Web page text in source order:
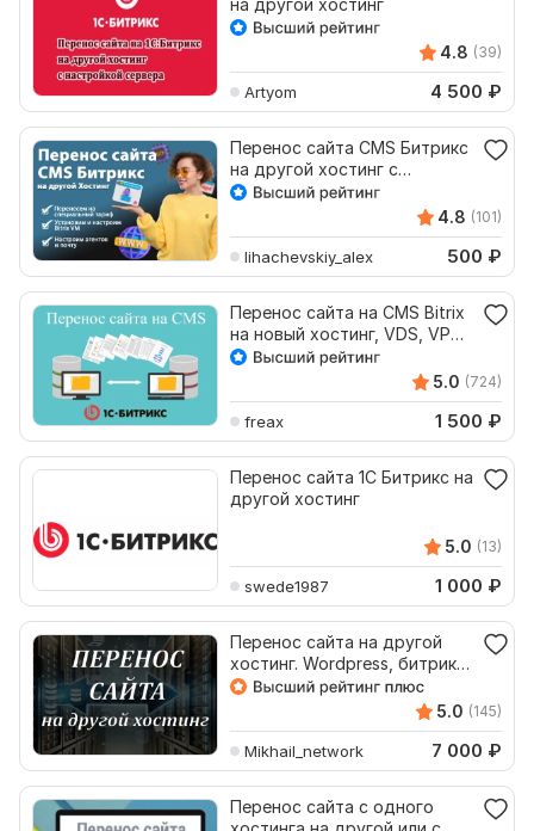
на другой хостинг
4.8 (39)
Artyom 4 500 ₽
Перенос сайта CMS Битрикс
на другой хостинг с
настройкой Bitrix VM
4.8 (101)
lihachevskiy_alex 500 ₽
Перенос сайта на CMS Bitrix
на новый хостинг, VDS, VPS,
другой домен
5.0 (724)
freax 1 500 ₽
Перенос сайта 1С Битрикс на
другой хостинг
5.0 (13)
swede1987 1 000 ₽
Перенос сайта на другой
хостинг. Wordpress, битрикс
и другие системы
5.0 (145)
Mikhail_network 7 000 ₽
Перенос сайта с одного